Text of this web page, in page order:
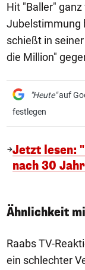
Hit "Baller"
Jubelstimmung
schießt in
die Million"
"Heute"auf
festlegen
Jetzt lesen:
nach 30
Ähnlichkeit
Raabs TV-
ein schlechter